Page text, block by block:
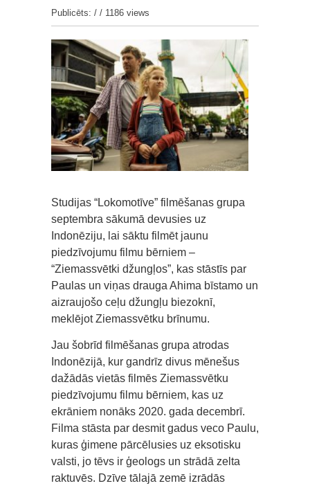
Publicēts: / / 1186 views
Studijas “Lokomotīve” filmēšanas grupa
septembra sākumā devusies uz
Indonēziju, lai sāktu filmēt jaunu
piedzīvojumu filmu bērniem –
“Ziemassvētki džungļos”, kas stāstīs par
Paulas un viņas drauga Ahima bīstamo un
aizraujošo ceļu džungļu biezoknī,
meklējot Ziemassvētku brīnumu.
Jau šobrīd filmēšanas grupa atrodas
Indonēzijā, kur gandrīz divus mēnešus
dažādās vietās filmēs Ziemassvētku
piedzīvojumu filmu bērniem, kas uz
ekrāniem nonāks 2020. gada decembrī.
Filma stāsta par desmit gadus veco Paulu,
kuras ģimene pārcēlusies uz eksotisku
valsti, jo tēvs ir ģeologs un strādā zelta
raktuvēs. Dzīve tālajā zemē izrādās